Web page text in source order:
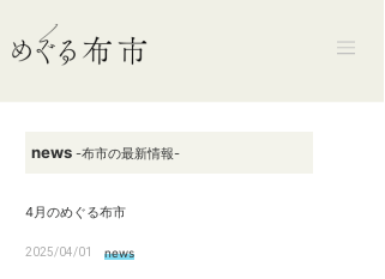
news -布市の最新情報-
4月のめぐる布市
2025/04/01 news